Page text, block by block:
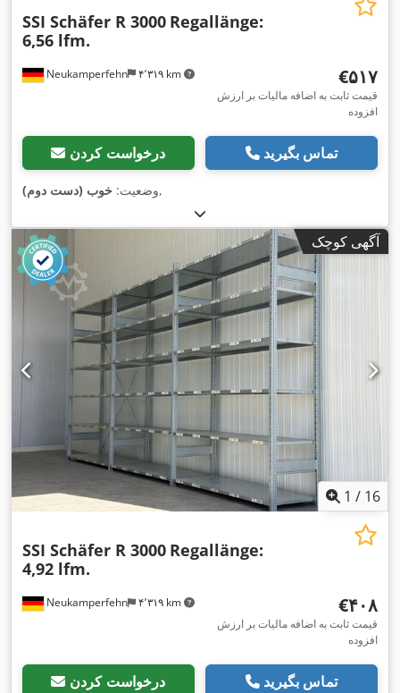
Neukamperfehn ۴٬۳۱۹ km
SSI Schäfer R 3000 Regallänge:
6,56 lfm.
‎€۵۱۷
قیمت ثابت به اضافه مالیات بر ارزش
افزوده
درخواست کردن تماس بگیرید
وضعیت: خوب (دست دوم) ,
آگهی کوچک
1 / 16
Neukamperfehn ۴٬۳۱۹ km
SSI Schäfer R 3000 Regallänge:
4,92 lfm.
‎€۴۰۸
قیمت ثابت به اضافه مالیات بر ارزش
افزوده
درخواست کردن تماس بگیرید